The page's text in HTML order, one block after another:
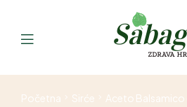
Početna Sirće Aceto Balsamico